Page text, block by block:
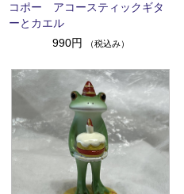
コポー アコースティックギタ
ーとカエル
990円
（税込み）